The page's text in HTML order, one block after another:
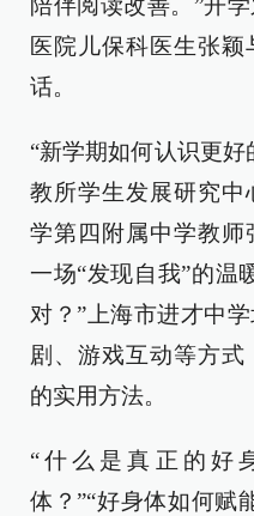
陪伴阅读改善。”开
医院儿保科医生张
话。
“新学期如何认识更
教所学生发展研究中
学第四附属中学教师
一场“发现自我”的温
对？”上海市进才中
剧、游戏互动等方式
的实用方法。
“什么是真正的好
体？”“好身体如何赋